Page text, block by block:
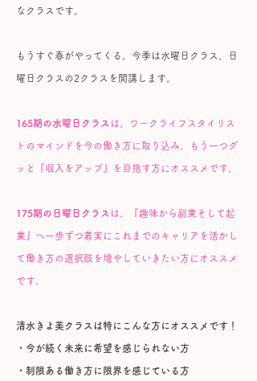
なクラスです。
もうすぐ春がやってくる。今季は水曜日クラス、日
曜日クラスの2クラスを開講します。
165期の水曜日クラス は、ワークライフスタイリス
トのマインドを今の働き方に取り込み、もう一つグ
ッと『収入をアップ』を目指す方にオススメです。
175期の日曜日クラス は、『趣味から副業そして起
業』へ一歩ずつ着実にこれまでのキャリアを活かし
て働き方の選択肢を増やしていきたい方にオススメ
です。
清水きよ美クラスは特にこんな方にオススメです！
・今が続く未来に希望を感じられない方
・制限ある働き方に限界を感じている方